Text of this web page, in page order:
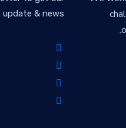
& news